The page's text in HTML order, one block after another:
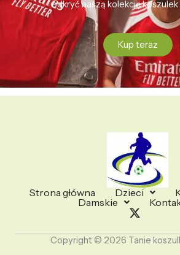
odkryć naszą kolekcję koszulek
Kup teraz
Strona główna Dzieci
Damskie
Copyright © 2026 Tanie